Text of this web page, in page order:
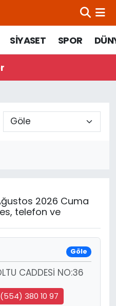
SİYASET SPOR
2026 Cuma
telefon ve
Göle
CADDESİ NO:36
380 10 97
Haritası
ve Fikstür